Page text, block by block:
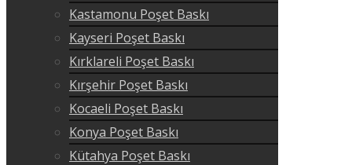
Kastamonu Poşet Baskı
Kayseri Poşet Baskı
Kırklareli Poşet Baskı
Kırşehir Poşet Baskı
Kocaeli Poşet Baskı
Konya Poşet Baskı
Kütahya Poşet Baskı